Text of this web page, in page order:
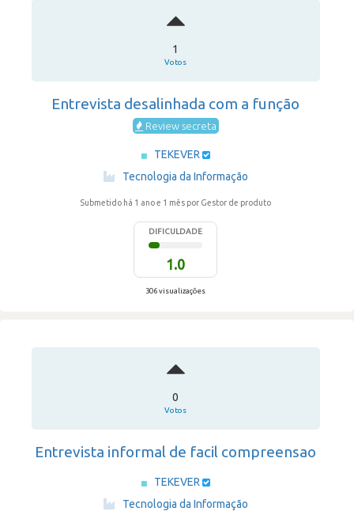
1
Votos
Entrevista desalinhada com a função
Review secreta
TEKEVER
Tecnologia da Informação
Submetido há 1 ano e 1 mês por Gestor de produto
DIFICULDADE
1.0
306 visualizações
0
Votos
Entrevista informal de facil compreensao
TEKEVER
Tecnologia da Informação